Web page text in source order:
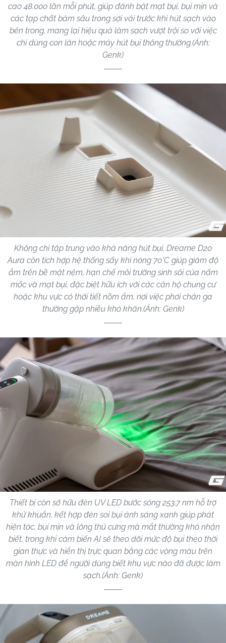
cao 48.000 lần mỗi phút, giúp đánh bật mạt bụi, bụi mịn và
các tạp chất bám sâu trong sợi vải trước khi hút sạch vào
bên trong, mang lại hiệu quả làm sạch vượt trội so với việc
chỉ dùng con lăn hoặc máy hút bụi thông thường.(Ảnh:
Genk)
Không chỉ tập trung vào khả năng hút bụi, Dreame D20
Aura còn tích hợp hệ thống sấy khí nóng 70°C giúp giảm độ
ẩm trên bề mặt nệm, hạn chế môi trường sinh sôi của nấm
mốc và mạt bụi, đặc biệt hữu ích với các căn hộ chung cư
hoặc khu vực có thời tiết nồm ẩm, nơi việc phơi chăn ga
thường gặp nhiều khó khăn.(Ảnh: Genk)
Thiết bị còn sở hữu đèn UV LED bước sóng 253,7 nm hỗ trợ
khử khuẩn, kết hợp đèn soi bụi ánh sáng xanh giúp phát
hiện tóc, bụi mịn và lông thú cưng mà mắt thường khó nhận
biết, trong khi cảm biến AI sẽ theo dõi mức độ bụi theo thời
gian thực và hiển thị trực quan bằng các vòng màu trên
màn hình LED để người dùng biết khu vực nào đã được làm
sạch.(Ảnh: Genk)